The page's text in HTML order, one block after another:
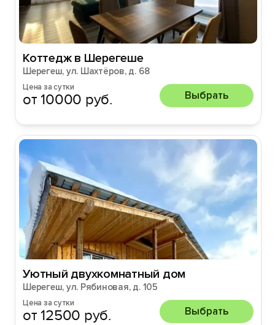
Коттедж в Шерегеше
Шерегеш, ул. Шахтёров, д. 68
Цена за сутки
от 10000 руб. Выбрать
Уютный двухкомнатный дом
Шерегеш, ул. Рябиновая, д. 105
Цена за сутки
от 12500 руб. Выбрать